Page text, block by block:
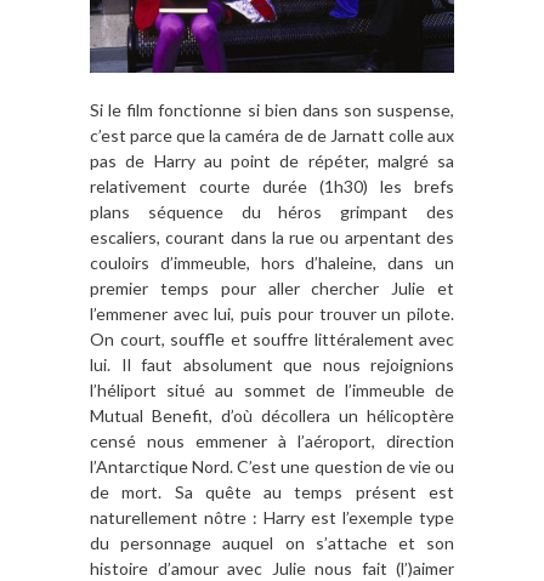
Si le film fonctionne si bien dans son suspense,
c’est parce que la caméra de de Jarnatt colle aux
pas de Harry au point de répéter, malgré sa
relativement courte durée (1h30) les brefs
plans séquence du héros grimpant des
escaliers, courant dans la rue ou arpentant des
couloirs d’immeuble, hors d’haleine, dans un
premier temps pour aller chercher Julie et
l’emmener avec lui, puis pour trouver un pilote.
On court, souffle et souffre littéralement avec
lui. Il faut absolument que nous rejoignions
l’héliport situé au sommet de l’immeuble de
Mutual Benefit, d’où décollera un hélicoptère
censé nous emmener à l’aéroport, direction
l’Antarctique Nord. C’est une question de vie ou
de mort. Sa quête au temps présent est
naturellement nôtre : Harry est l’exemple type
du personnage auquel on s’attache et son
histoire d’amour avec Julie nous fait (l’)aimer